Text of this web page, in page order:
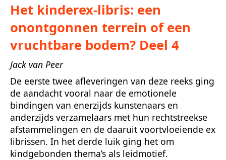
Het kinderex-libris: een
onontgonnen terrein of een
vruchtbare bodem? Deel 4
Jack van Peer
De eerste twee afleveringen van deze reeks ging
de aandacht vooral naar de emotionele
bindingen van enerzijds kunstenaars en
anderzijds verzamelaars met hun rechtstreekse
afstammelingen en de daaruit voortvloeiende ex
librissen. In het derde luik ging het om
kindgebonden thema’s als leidmotief.